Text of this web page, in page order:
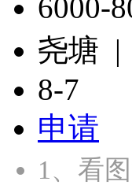
6000-
尧塘 |
8-7
申请
1、‌看